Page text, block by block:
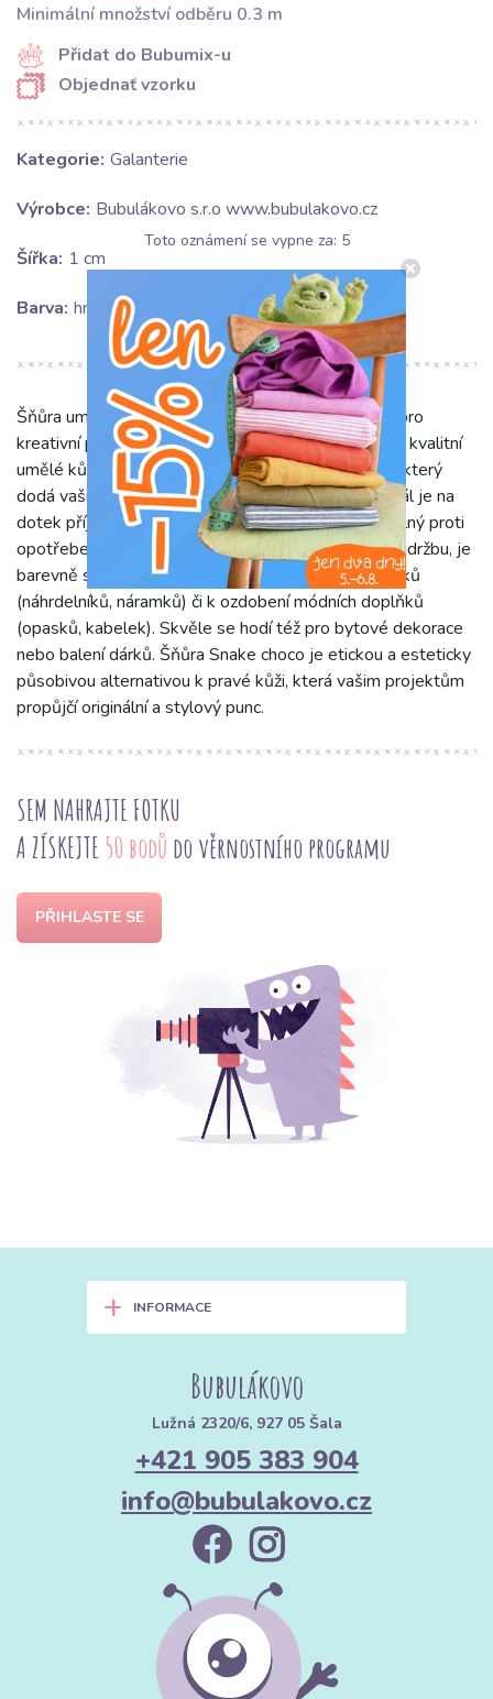
Minimální množství odběru 0.3 m
Přidat do Bubumix-u
Objednať vzorku
Kategorie: Galanterie
Výrobce: Bubulákovo s.r.o www.bubulakovo.cz
Šířka: 1 cm
Barva: hnědá
Šňůra umělá kůže Snake choco je odolný materiál pro
kreativní projekty. Tato hnědá šňůra (1 cm široká), z kvalitní
umělé kůže, nabízí realistickou imitaci hadího vzoru, který
dodá vašim výrobkům sofistikovaný vzhled. Materiál je na
dotek příjemný, poddajný, avšak velmi pevný a odolný proti
opotřebení. Zaručuje dlouhou životnost a snadnou údržbu, je
barevně stálý a drží tvar. Využijte ji pro tvorbu šperků
(náhrdelníků, náramků) či k ozdobení módních doplňků
(opasků, kabelek). Skvěle se hodí též pro bytové dekorace
nebo balení dárků. Šňůra Snake choco je etickou a esteticky
působivou alternativou k pravé kůži, která vašim projektům
propůjčí originální a stylový punc.
SEM NAHRAJTE FOTKU
A ZÍSKEJTE 50 bodů do věrnostního programu
PŘIHLASTE SE
+ INFORMACE
Bubulákovo
Lužná 2320/6, 927 05 Šala
+421 905 383 904
info@bubulakovo.cz
Toto oznámení se vypne za: 5